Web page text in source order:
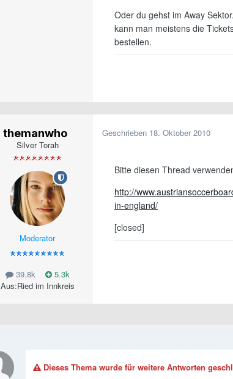
Oder du gehst im Away
kann man meistens die
bestellen.
themanwho
Silver Torah
Moderator
39.8k
5.3k
Aus:Ried im Innkreis
Geschrieben 18. Oktober 2010
Bitte diesen Thread
http://
in-england/
[closed]
Dieses Thema wurde für weitere Antworten